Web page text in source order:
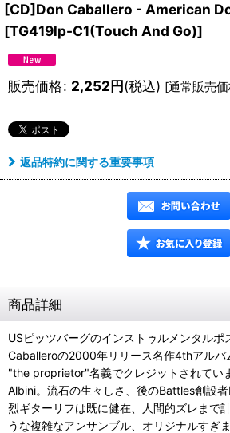
[CD]Don Caballero - American
[TG419lp-C1(Touch And Go)]
販売価格: 2,252円(税込) [通常販売
返品特約に関する重要事項
商品詳細
USピッツバーグのインストゥルメンタルポ
Caballeroの2000年リリース名作4thアルバ
"the proprietor"名義でクレジットされてい
Albini。流石の生々しさ、後のBattles創設
烈ギターリフは既に健在、人間的ズレまで
うな複雑なアンサンブル、オリジナルすぎま